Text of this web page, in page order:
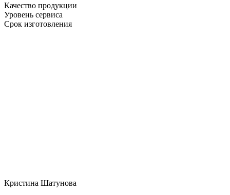
Качество продукции
Уровень сервиса
Срок изготовления
Кристина Шатунова